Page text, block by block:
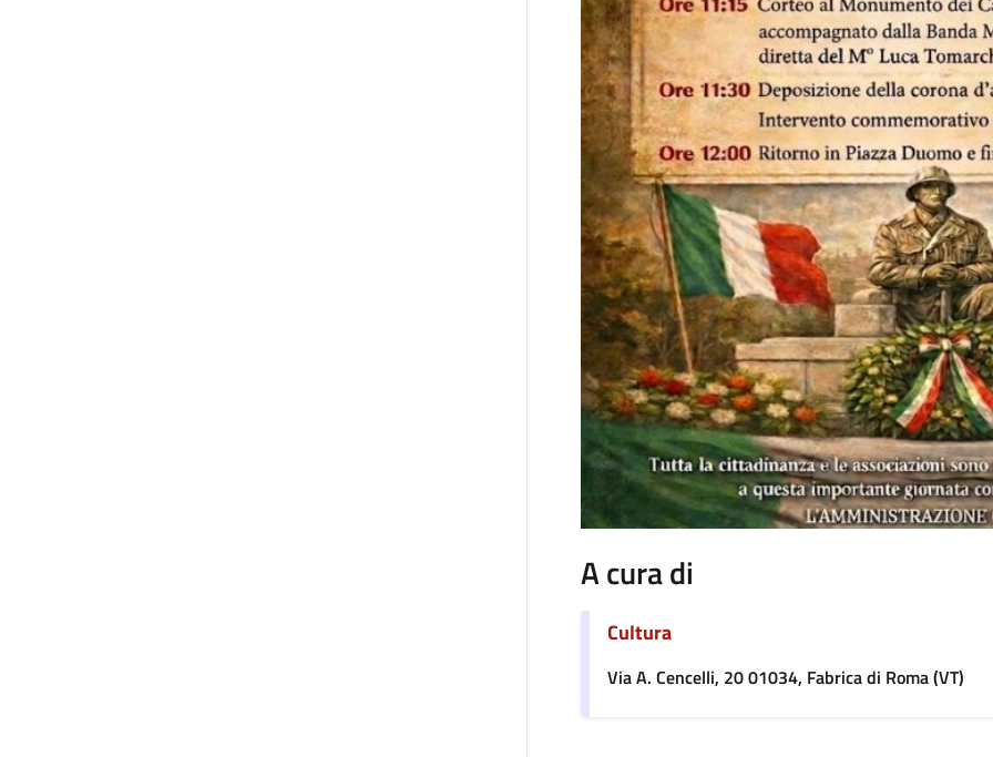
A cura di
Cultura
Via A. Cencelli, 20 01034, Fabrica di Roma (VT)